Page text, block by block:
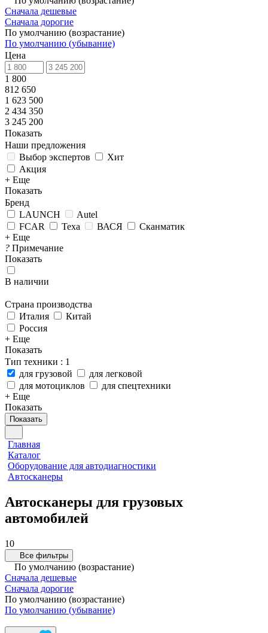
Сначала дешевые
Сначала дорогие
По умолчанию (возрастание)
По умолчанию (убывание)
Цена
1 800
812 650
1 623 500
2 434 350
3 245 200
Показать
Наши предложения
Выбор экспертов
Хит
Акция
+ Еще
Показать
Бренд
LAUNCH
Autel
FCAR
Texa ВАСЯ
Сканматик
+ Еще
? Примечание
Показать
В наличии
Страна производства
Италия
Китай
Россия
+ Еще
Показать
Тип техники : 1
для грузовой
для легковой
для мотоциклов
для спецтехники
+ Еще
Показать
Показать
Главная
Каталог
Оборудование для автодиагностики
Автосканеры
Автосканеры для грузовых
автомобилей
10
Все фильтры
По умолчанию (возрастание)
Сначала дешевые
Сначала дорогие
По умолчанию (возрастание)
По умолчанию (убывание)